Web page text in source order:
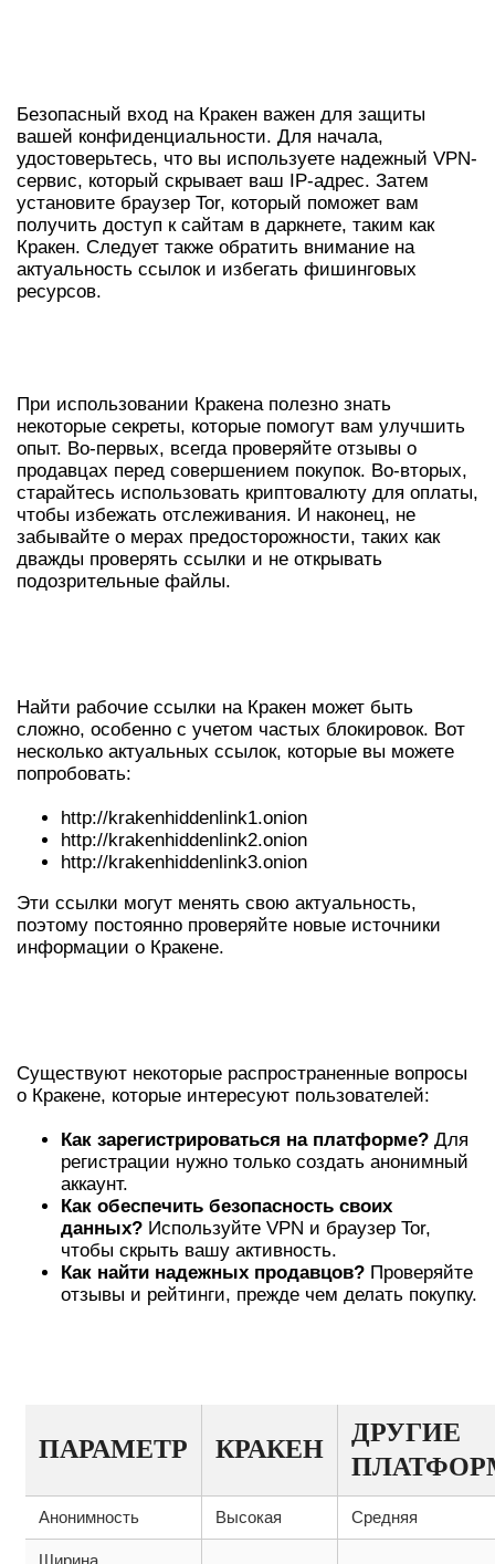
Безопасный вход на Кракен важен для защиты
вашей конфиденциальности. Для начала,
удостоверьтесь, что вы используете надежный VPN-
сервис, который скрывает ваш IP-адрес. Затем
установите браузер Tor, который поможет вам
получить доступ к сайтам в даркнете, таким как
Кракен. Следует также обратить внимание на
актуальность ссылок и избегать фишинговых
ресурсов.
При использовании Кракена полезно знать
некоторые секреты, которые помогут вам улучшить
опыт. Во-первых, всегда проверяйте отзывы о
продавцах перед совершением покупок. Во-вторых,
старайтесь использовать криптовалюту для оплаты,
чтобы избежать отслеживания. И наконец, не
забывайте о мерах предосторожности, таких как
дважды проверять ссылки и не открывать
подозрительные файлы.
Найти рабочие ссылки на Кракен может быть
сложно, особенно с учетом частых блокировок. Вот
несколько актуальных ссылок, которые вы можете
попробовать:
http://krakenhiddenlink1.onion
http://krakenhiddenlink2.onion
http://krakenhiddenlink3.onion
Эти ссылки могут менять свою актуальность,
поэтому постоянно проверяйте новые источники
информации о Кракене.
Существуют некоторые распространенные вопросы
о Кракене, которые интересуют пользователей:
Как зарегистрироваться на платформе? Для
регистрации нужно только создать анонимный
аккаунт.
Как обеспечить безопасность своих
данных? Используйте VPN и браузер Tor,
чтобы скрыть вашу активность.
Как найти надежных продавцов? Проверяйте
отзывы и рейтинги, прежде чем делать покупку.
ПАРАМЕТР КРАКЕН
ДРУГИЕ
Анонимность Высокая Средняя